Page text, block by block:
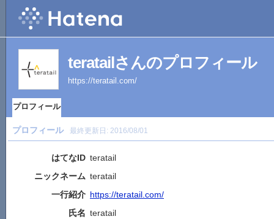
teratailさんのプロフィール
https://teratail.com/
プロフィール
プロフィール 最終更新日: 2016/08/01
はてなID teratail
ニックネーム teratail
一行紹介 https://teratail.com/
氏名 teratail